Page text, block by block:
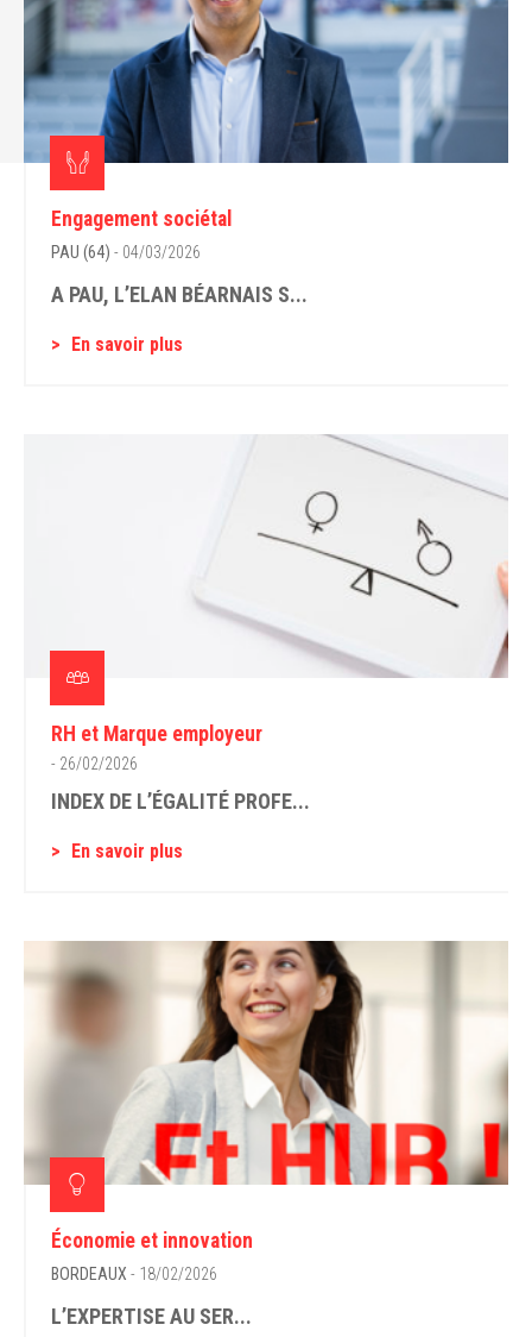
Engagement sociétal
PAU (64) - 04/03/2026
A PAU, L’ELAN BÉARNAIS S...
En savoir plus
RH et Marque employeur
- 26/02/2026
INDEX DE L’ÉGALITÉ PROFE...
En savoir plus
Économie et innovation
BORDEAUX - 18/02/2026
L’EXPERTISE AU SER...